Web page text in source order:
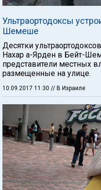
Ультраортодоксы
Шемеше
Десятки
Нахар а-Ярден в Бейт-
представители местных
размещенные на улице.
10.09.2017 11:30 // В Израиле